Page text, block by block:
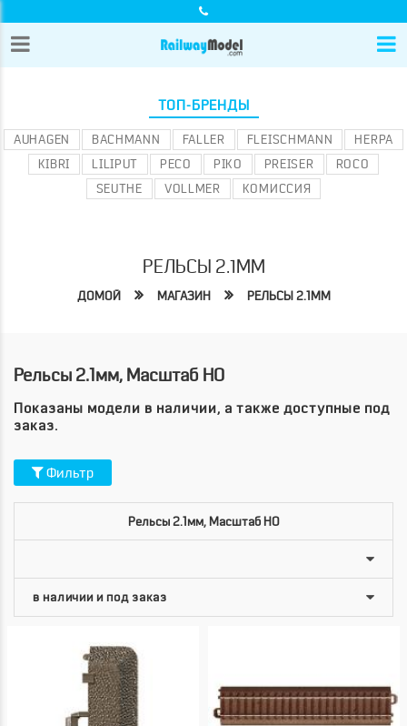
ТОП-БРЕНДЫ
AUHAGEN BACHMANN FALLER FLEISCHMANN
HERPA
KIBRI
LILIPUT PECO PIKO PREISER
ROCO
SEUTHE
VOLLMER КОМИССИЯ
РЕЛЬСЫ 2.1ММ
ДОМОЙ МАГАЗИН РЕЛЬСЫ 2.1ММ
Рельсы 2.1мм, Масштаб HO
Показаны модели в наличии, а также доступные под
заказ.
Фильтр
Рельсы 2.1мм, Масштаб HO